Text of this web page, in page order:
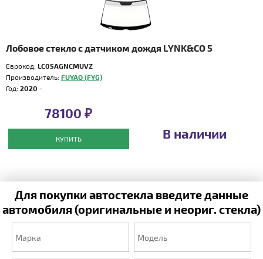
Лобовое стекло с датчиком дождя LYNK&CO 5
Еврокод: LC05AGNCMUVZ
Производитель: FUYAO (FYG)
Год: 2020 -
78100 ₽
КУПИТЬ В наличии
Для покупки автостекла введите данные
автомобиля (оригинальные и неориг. стекла)